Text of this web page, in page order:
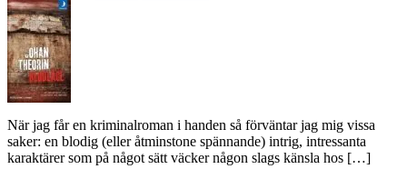
När jag får en kriminalroman i handen så förväntar jag mig vissa
saker: en blodig (eller åtminstone spännande) intrig, intressanta
karaktärer som på något sätt väcker någon slags känsla hos […]